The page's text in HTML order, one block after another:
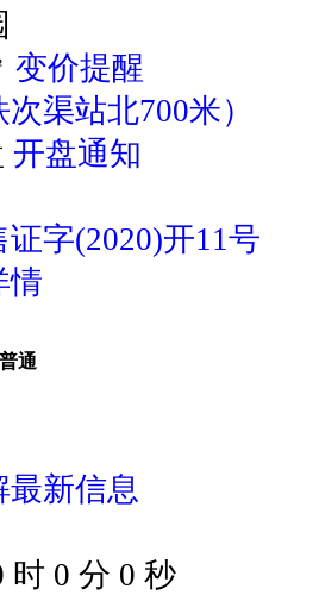
变价提醒
渠站北700米）
开盘通知
字(2020)开11号
情
普通
最新信息
时 0 分 0 秒